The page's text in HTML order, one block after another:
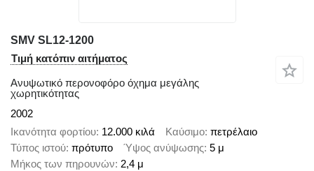
SMV SL12-1200
Τιμή κατόπιν αιτήματος
Ανυψωτικό περονοφόρο όχημα μεγάλης
χωρητικότητας
2002
Ικανότητα φορτίου 12.000 κιλά Καύσιμο πετρέλαιο
Τύπος ιστού πρότυπο Ύψος ανύψωσης 5 μ
Μήκος των πηρουνών 2,4 μ